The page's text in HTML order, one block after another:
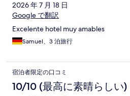
2026 年 7 月 18 日
Google で翻訳
Excelente hotel muy amables
Samuel、3 泊旅行
宿泊者限定の口コミ
10/10 (最高に素晴らしい)